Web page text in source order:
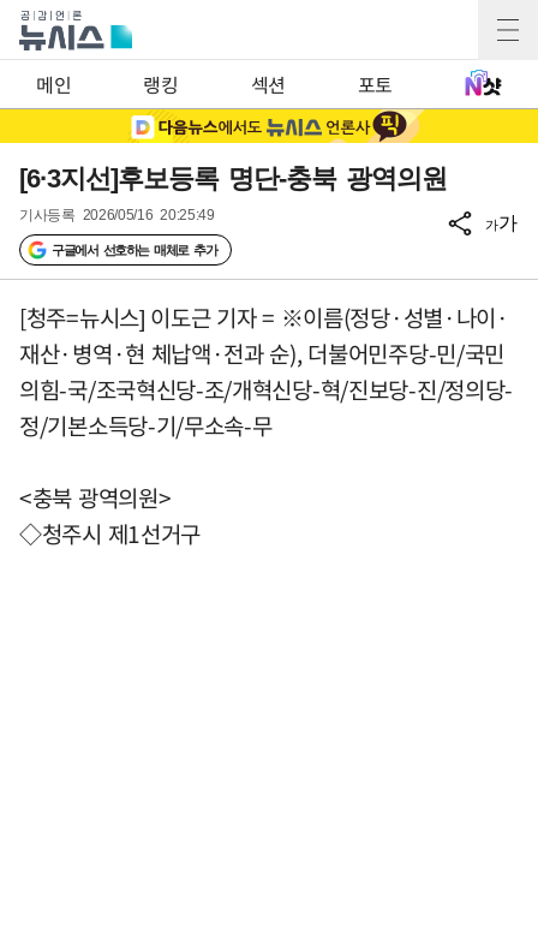
메인 랭킹 섹션 포토
[6·3지선]후보등록 명단-충북 광역의원
기사등록 2026/05/16 20:25:49
구글에서 선호하는 매체로 추가
가가
[청주=뉴시스] 이도근 기자 = ※이름(정당·성별·나이·
재산·병역·현 체납액·전과 순), 더불어민주당-민/국민
의힘-국/조국혁신당-조/개혁신당-혁/진보당-진/정의당-
정/기본소득당-기/무소속-무
<충북 광역의원>
◇청주시 제1선거구